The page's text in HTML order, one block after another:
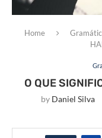
Home
O QUE
by Daniel Silva